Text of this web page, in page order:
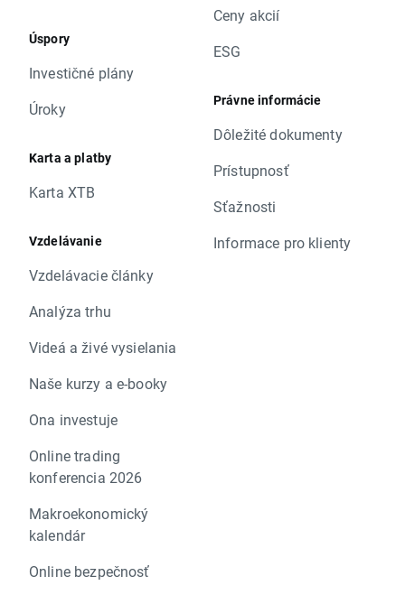
Úspory
Investičné plány
Úroky
Karta a platby
Karta XTB
Vzdelávanie
Vzdelávacie články
Analýza trhu
Videá a živé vysielania
Naše kurzy a e-booky
Ona investuje
Online trading
konferencia 2026
Makroekonomický
kalendár
Online bezpečnosť
Ceny akcií
ESG
Právne informácie
Dôležité dokumenty
Prístupnosť
Sťažnosti
Informace pro klienty